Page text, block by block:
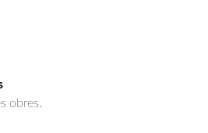
obres.